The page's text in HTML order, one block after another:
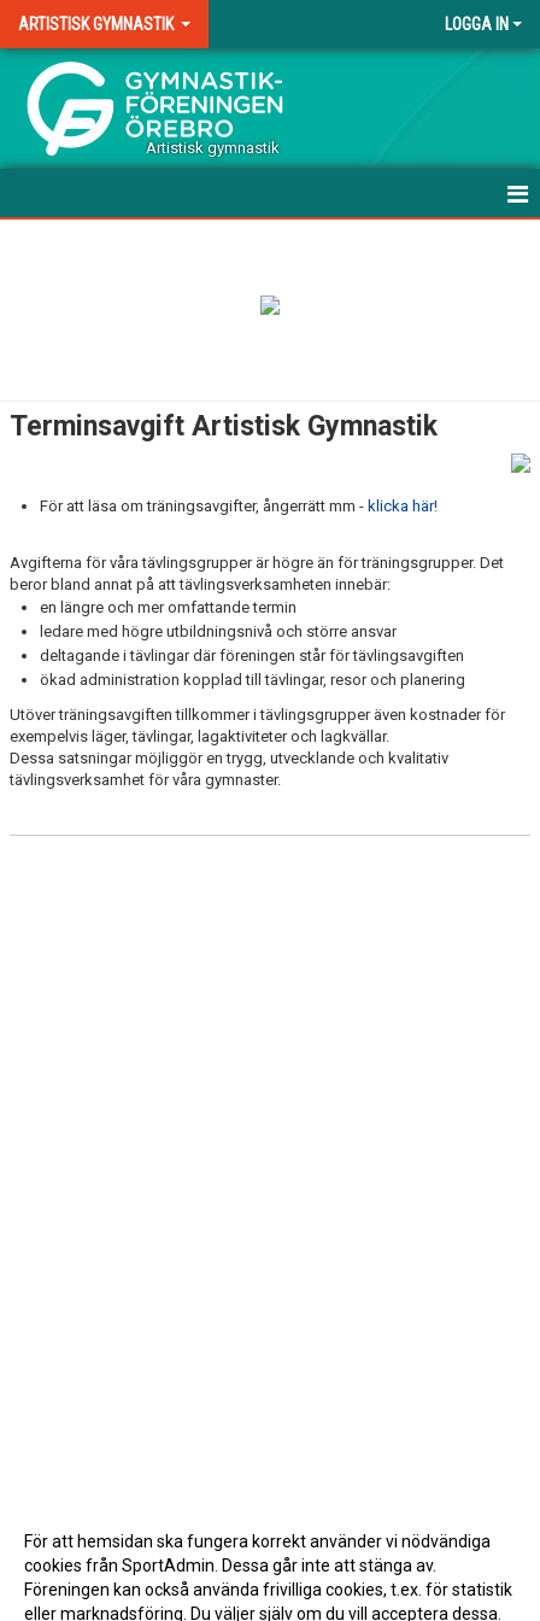
ARTISTISK GYMNASTIK LOGGA IN
.
Artistisk gymnastik
DOKUMENT
KONTAKT
Terminsavgift Artistisk Gymnastik
För att läsa om träningsavgifter, ångerrätt mm - klicka här!
Avgifterna för våra tävlingsgrupper är högre än för träningsgrupper. Det
beror bland annat på att tävlingsverksamheten innebär:
en längre och mer omfattande termin
ledare med högre utbildningsnivå och större ansvar
deltagande i tävlingar där föreningen står för tävlingsavgiften
ökad administration kopplad till tävlingar, resor och planering
Utöver träningsavgiften tillkommer i tävlingsgrupper även kostnader för
exempelvis läger, tävlingar, lagaktiviteter och lagkvällar.
Dessa satsningar möjliggör en trygg, utvecklande och kvalitativ
tävlingsverksamhet för våra gymnaster.
För att hemsidan ska fungera korrekt använder vi nödvändiga
cookies från SportAdmin. Dessa går inte att stänga av.
Föreningen kan också använda frivilliga cookies, t.ex. för statistik
eller marknadsföring. Du väljer själv om du vill acceptera dessa.